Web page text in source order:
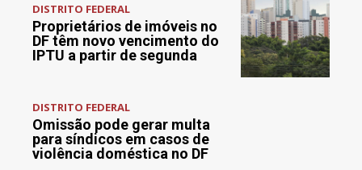
DISTRITO FEDERAL
Proprietários de imóveis no
DF têm novo vencimento do
IPTU a partir de segunda
DISTRITO FEDERAL
Omissão pode gerar multa
para síndicos em casos de
violência doméstica no DF